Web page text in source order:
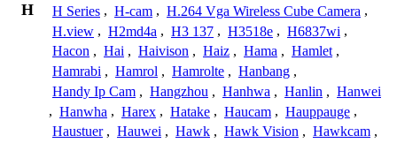
H H Series , H-cam , H.264 Vga Wireless Cube Camera ,
H.view , H2md4a , H3 137 , H3518e , H6837wi ,
Hacon , Hai , Haivison , Haiz , Hama , Hamlet ,
Hamrabi , Hamrol , Hamrolte , Hanbang ,
Handy Ip Cam , Hangzhou , Hanhwa , Hanlin , Hanwei
, Hanwha , Harex , Hatake , Haucam , Hauppauge ,
Haustuer , Hauwei , Hawk , Hawk Vision , Hawkcam ,